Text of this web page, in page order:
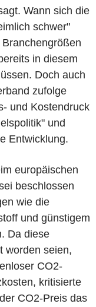
Wann sich die
schwer"
in diesem
Doch auch
zufolge
und Kostendruck
und
Entwicklung.
europäischen
beschlossen
wie die
und günstigem
Da diese
worden seien,
CO2-
kritisierte
CO2-Preis das